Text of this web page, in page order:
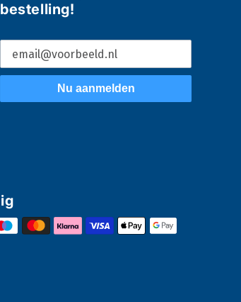
bestelling!
Nu aanmelden